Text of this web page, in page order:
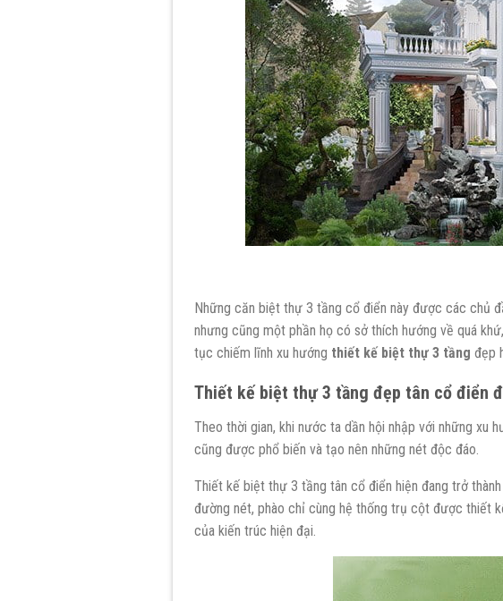
Những căn biệt thự 3 tầng cổ điển này được các chủ
nhưng cũng một phần họ có sở thích hướng về quá
tục chiếm lĩnh xu hướng thiết kế biệt thự 3 tầngđẹp
Thiết kếbiệt thự3 tầng đẹp tân cổ điển đ
Theo thời gian, khi nước ta dần hội nhập với những xu
cũng được phổ biến và tạo nên những nét độc đáo.
Thiết kế biệt thự 3 tầng tân cổ điển hiện đang trở
đường nét, phào chỉ cùng hệ thống trụ cột được thiết
của kiến trúc hiện đại.